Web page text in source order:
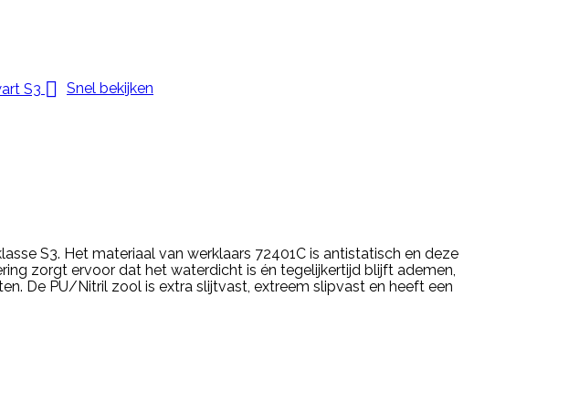
 Snel bekijken
S3. Het materiaal van werklaars 72401C is antistatisch en deze
zorgt ervoor dat het waterdicht is én tegelijkertijd blijft ademen,
De PU/Nitril zool is extra slijtvast, extreem slipvast en heeft een